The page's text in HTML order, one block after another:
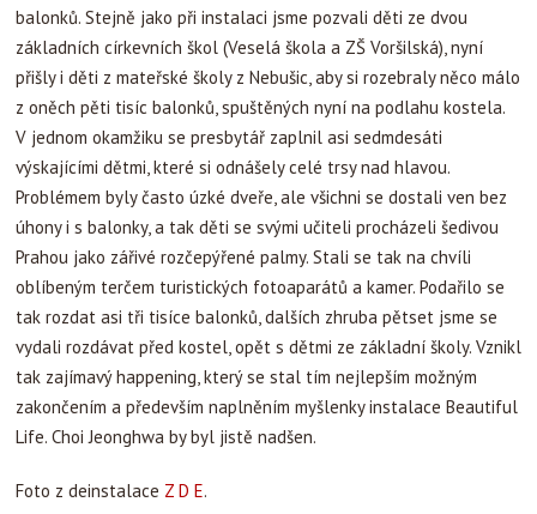
balonků. Stejně jako při instalaci jsme pozvali děti ze dvou
základních církevních škol (Veselá škola a ZŠ Voršilská), nyní
přišly i děti z mateřské školy z Nebušic, aby si rozebraly něco málo
z oněch pěti tisíc balonků, spuštěných nyní na podlahu kostela.
V jednom okamžiku se presbytář zaplnil asi sedmdesáti
výskajícími dětmi, které si odnášely celé trsy nad hlavou.
Problémem byly často úzké dveře, ale všichni se dostali ven bez
úhony i s balonky, a tak děti se svými učiteli procházeli šedivou
Prahou jako zářivé rozčepýřené palmy. Stali se tak na chvíli
oblíbeným terčem turistických fotoaparátů a kamer. Podařilo se
tak rozdat asi tři tisíce balonků, dalších zhruba pětset jsme se
vydali rozdávat před kostel, opět s dětmi ze základní školy. Vznikl
tak zajímavý happening, který se stal tím nejlepším možným
zakončením a především naplněním myšlenky instalace Beautiful
Life. Choi Jeonghwa by byl jistě nadšen.
Foto z deinstalace Z D E.